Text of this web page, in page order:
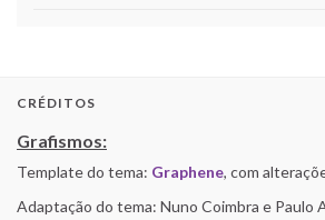
CRÉDITOS
Grafismos:
Template do tema: Graphene, com
Adaptação do tema: Nuno Coimbra e Paulo